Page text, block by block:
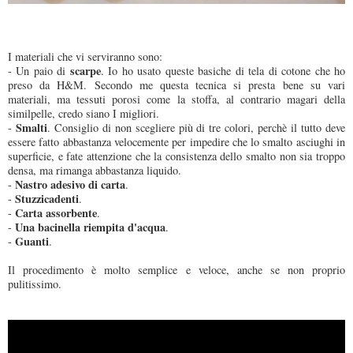
I materiali che vi serviranno sono:
- Un paio di scarpe. Io ho usato queste basiche di tela di cotone che ho
preso da H&M. Secondo me questa tecnica si presta bene su vari
materiali, ma tessuti porosi come la stoffa, al contrario magari della
similpelle, credo siano I migliori.
- Smalti. Consiglio di non scegliere più di tre colori, perchè il tutto deve
essere fatto abbastanza velocemente per impedire che lo smalto asciughi in
superficie, e fate attenzione che la consistenza dello smalto non sia troppo
densa, ma rimanga abbastanza liquido.
- Nastro adesivo di carta.
- Stuzzicadenti.
- Carta assorbente.
- Una bacinella riempita d'acqua.
- Guanti.
Il procedimento è molto semplice e veloce, anche se non proprio
pulitissimo.